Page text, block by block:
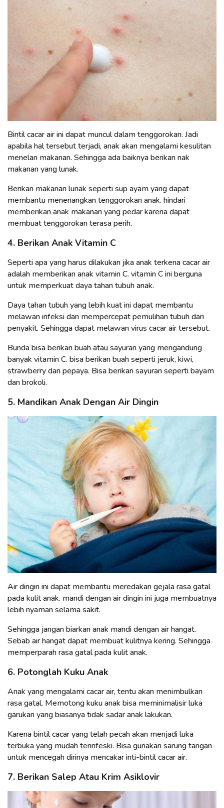
Bintil cacar air ini dapat muncul dalam tenggorokan. Jadi
apabila hal tersebut terjadi, anak akan mengalami kesulitan
menelan makanan. Sehingga ada baiknya berikan nak
makanan yang lunak.
Berikan makanan lunak seperti sup ayam yang dapat
membantu menenangkan tenggorokan anak. hindari
memberikan anak makanan yang pedar karena dapat
membuat tenggorokan terasa perih.
4. Berikan Anak Vitamin C
Seperti apa yang harus dilakukan jika anak terkena cacar air
adalah memberikan anak vitamin C. vitamin C ini berguna
untuk memperkuat daya tahan tubuh anak.
Daya tahan tubuh yang lebih kuat ini dapat membantu
melawan infeksi dan mempercepat pemulihan tubuh dari
penyakit. Sehingga dapat melawan virus cacar air tersebut.
Bunda bisa berikan buah atau sayuran yang mengandung
banyak vitamin C. bisa berikan buah seperti jeruk, kiwi,
strawberry dan pepaya. Bisa berikan sayuran seperti bayam
dan brokoli.
5. Mandikan Anak Dengan Air Dingin
Air dingin ini dapat membantu meredakan gejala rasa gatal
pada kulit anak. mandi dengan air dingin ini juga membuatnya
lebih nyaman selama sakit.
Sehingga jangan biarkan anak mandi dengan air hangat.
Sebab air hangat dapat membuat kulitnya kering. Sehingga
memperparah rasa gatal pada kulit anak.
6. Potonglah Kuku Anak
Anak yang mengalami cacar air, tentu akan menimbulkan
rasa gatal. Memotong kuku anak bisa meminimalisir luka
garukan yang biasanya tidak sadar anak lakukan.
Karena bintil cacar yang telah pecah akan menjadi luka
terbuka yang mudah terinfeski. Bisa gunakan sarung tangan
untuk mencegah dirinya mencakar inti-bintil cacar air.
7. Berikan Salep Atau Krim Asiklovir